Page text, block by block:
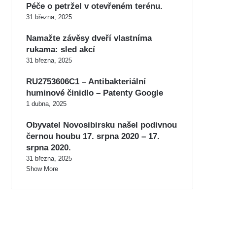
Péče o petržel v otevřeném terénu.
31 března, 2025
Namažte závěsy dveří vlastníma
rukama: sled akcí
31 března, 2025
RU2753606C1 – Antibakteriální
huminové činidlo – Patenty Google
1 dubna, 2025
Obyvatel Novosibirsku našel podivnou
černou houbu 17. srpna 2020 – 17.
srpna 2020.
31 března, 2025
Show More